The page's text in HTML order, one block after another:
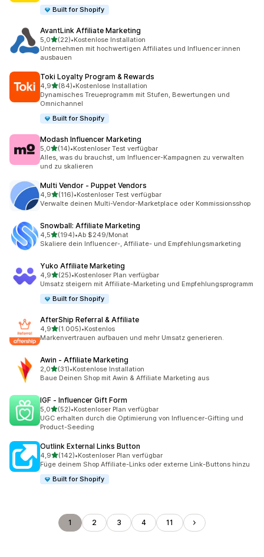
Built for Shopify
AvantLink Affiliate Marketing
5,0von 5 Sternen
(22)
22 Rezensionen insgesamt
•Kostenlose Installation
Unternehmen mit hochwertigen Affiliates und Influencer:innen
ausbauen
Toki Loyalty Program & Rewards
4,9von 5 Sternen
(84)
84 Rezensionen insgesamt
•Kostenlose Installation
Dynamisches Treueprogramm mit Stufen, Bewertungen und
Omnichannel
Built for Shopify
Modash Influencer Marketing
5,0von 5 Sternen
(14)
14 Rezensionen insgesamt
•Kostenloser Test verfügbar
Alles, was du brauchst, um Influencer-Kampagnen zu verwalten
und zu skalieren
Multi Vendor ‑ Puppet Vendors
4,9von 5 Sternen
(116)
116 Rezensionen insgesamt
•Kostenloser Test verfügbar
Verwalte deinen Multi-Vendor-Marketplace oder Kommissionsshop
Snowball: Affiliate Marketing
4,5von 5 Sternen
(194)
194 Rezensionen insgesamt
•Ab $249/Monat
Skaliere dein Influencer-, Affiliate- und Empfehlungsmarketing
Yuko Affiliate Marketing
4,9von 5 Sternen
(25)
25 Rezensionen insgesamt
•Kostenloser Plan verfügbar
Umsatz steigern mit Affiliate-Marketing und Empfehlungsprogramm
Built for Shopify
AfterShip Referral & Affiliate
4,9von 5 Sternen
(1.005)
1005 Rezensionen insgesamt
•Kostenlos
Markenvertrauen aufbauen und mehr Umsatz generieren.
Awin ‑ Affiliate Marketing
2,0von 5 Sternen
(31)
31 Rezensionen insgesamt
•Kostenlose Installation
Baue Deinen Shop mit Awin & Affiliate Marketing aus
IGF ‑ Influencer Gift Form
5,0von 5 Sternen
(52)
52 Rezensionen insgesamt
•Kostenloser Plan verfügbar
UGC erhalten durch die Optimierung von Influencer-Gifting und
Product-Seeding
Outlink External Links Button
4,9von 5 Sternen
(142)
142 Rezensionen insgesamt
•Kostenloser Plan verfügbar
Füge deinem Shop Affiliate-Links oder externe Link-Buttons hinzu
Built for Shopify
1 2 3 4 11